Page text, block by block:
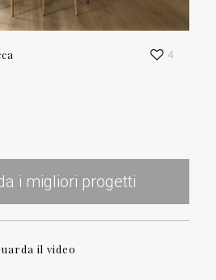
4
i migliori progetti
il video